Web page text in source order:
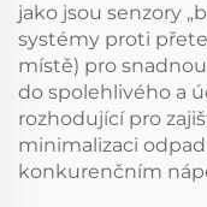
jako jsou senzory
systémy proti
místě) pro
do spolehlivého a
rozhodující pro
minimalizaci
konkurenčním